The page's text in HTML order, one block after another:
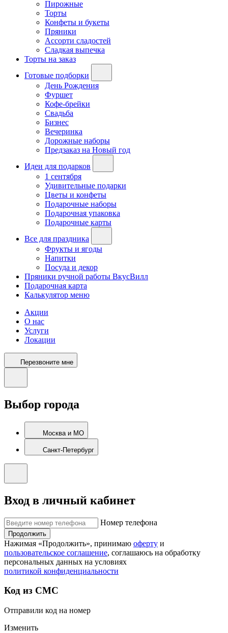
Пирожные
Торты
Конфеты и букеты
Пряники
Ассорти сладостей
Сладкая выпечка
Торты на заказ
Готовые подборки
День Рождения
Фуршет
Кофе-брейки
Свадьба
Бизнес
Вечеринка
Дорожные наборы
Предзаказ на Новый год
Идеи для подарков
1 сентября
Удивительные подарки
Цветы и конфеты
Подарочные наборы
Подарочная упаковка
Подарочные карты
Все для праздника
Фрукты и ягоды
Напитки
Посуда и декор
Пряники ручной работы ВкусВилл
Подарочная карта
Калькулятор меню
Акции
О нас
Услуги
Локации
Перезвоните мне
Выбор города
Москва и МО
Санкт-Петербург
Вход в личный кабинет
Номер телефона
Продолжить
Нажимая «Продолжить», принимаю оферту и
пользовательское соглашение, соглашаюсь на обработку
персональных данных на условиях
политикой конфиденциальности
Код из СМС
Отправили код на номер
Изменить